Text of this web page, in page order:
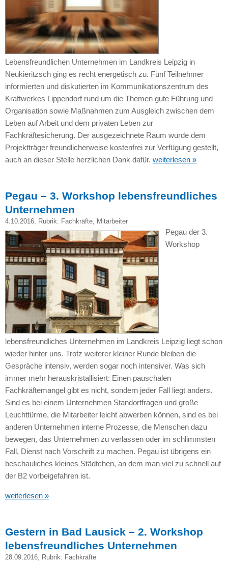
Lebensfreundlichen Unternehmen im Landkreis Leipzig in
Neukieritzsch ging es recht energetisch zu. Fünf Teilnehmer
informierten und diskutierten im Kommunikationszentrum des
Kraftwerkes Lippendorf rund um die Themen gute Führung und
Organisation sowie Maßnahmen zum Ausgleich zwischen dem
Leben auf Arbeit und dem privaten Leben zur
Fachkräftesicherung. Der ausgezeichnete Raum wurde dem
Projektträger freundlicherweise kostenfrei zur Verfügung gestellt,
auch an dieser Stelle herzlichen Dank dafür. weiterlesen »
Pegau – 3. Workshop lebensfreundliches
Unternehmen
4.10.2016, Rubrik: Fachkräfte, Mitarbeiter
Pegau der 3.
Workshop
lebensfreundliches Unternehmen im Landkreis Leipzig liegt schon
wieder hinter uns. Trotz weiterer kleiner Runde bleiben die
Gespräche intensiv, werden sogar noch intensiver. Was sich
immer mehr herauskristallisiert: Einen pauschalen
Fachkräftemangel gibt es nicht, sondern jeder Fall liegt anders.
Sind es bei einem Unternehmen Standortfragen und große
Leuchttürme, die Mitarbeiter leicht abwerben können, sind es bei
anderen Unternehmen interne Prozesse, die Menschen dazu
bewegen, das Unternehmen zu verlassen oder im schlimmsten
Fall, Dienst nach Vorschrift zu machen. Pegau ist übrigens ein
beschauliches kleines Städtchen, an dem man viel zu schnell auf
der B2 vorbeigefahren ist.
weiterlesen »
Gestern in Bad Lausick – 2. Workshop
lebensfreundliches Unternehmen
28.09.2016, Rubrik: Fachkräfte